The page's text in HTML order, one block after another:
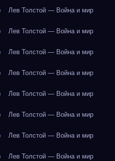
Лев Толстой — Война и мир
Лев Толстой — Война и мир
Лев Толстой — Война и мир
Лев Толстой — Война и мир
Лев Толстой — Война и мир
Лев Толстой — Война и мир
Лев Толстой — Война и мир
Лев Толстой — Война и мир